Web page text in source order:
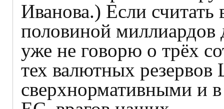
Иванова.) Если считать
половиной миллиардов
уже не говорю о трёх
тех валютных
сверхнормативными и